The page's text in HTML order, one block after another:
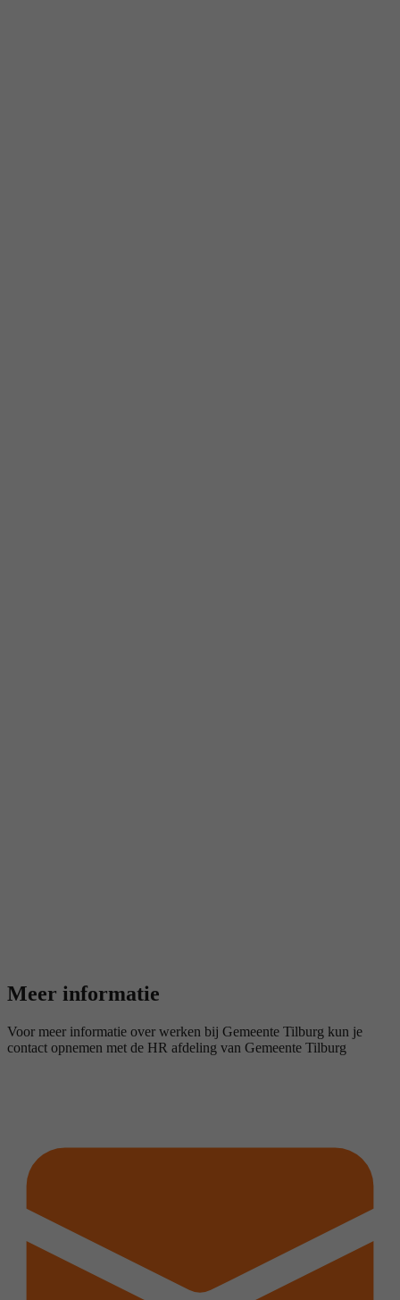
Meer informatie
Voor meer informatie over werken bij Gemeente Tilburg kun je
contact opnemen met de HR afdeling van Gemeente Tilburg